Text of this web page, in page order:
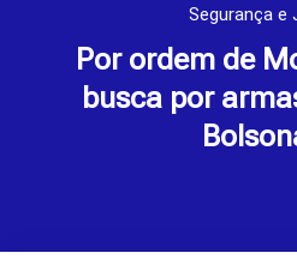
Segurança e
Por ordem de
busca por